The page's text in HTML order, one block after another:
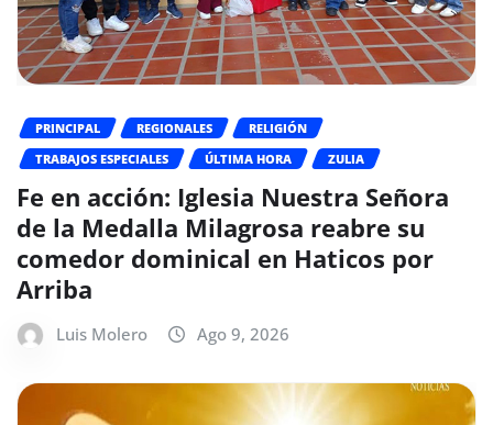
PRINCIPAL REGIONALES
RELIGIÓN
TRABAJOS ESPECIALES
ÚLTIMA HORA ZULIA
Fe en acción: Iglesia Nuestra Señora
de la Medalla Milagrosa reabre su
comedor dominical en Haticos por
Arriba
Luis Molero Ago 9, 2026